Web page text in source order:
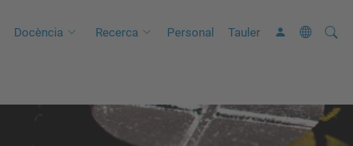
Docència Recerca Personal Tauler Cerca
C
a